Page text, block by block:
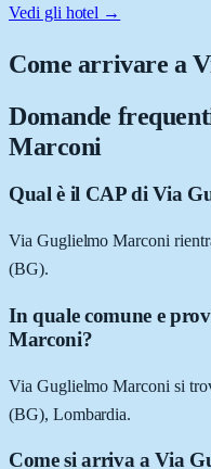
Vedi gli hotel →
Come arrivare a
Domande
Marconi
Qual è il CAP di Via
Via Guglielmo Marconi
(BG).
In quale comune e
Marconi?
Via Guglielmo Marconi si
(BG), Lombardia.
Come si arriva a Via